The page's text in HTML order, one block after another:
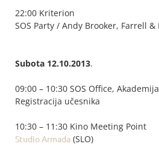
22:00 Kriterion
SOS Party / Andy Brooker, Farrell &
Subota 12.10.2013.
09:00 – 10:30 SOS Office,
Registracija učesnika
10:30 – 11:30 Kino Meeting Point
Studio Armada (SLO)